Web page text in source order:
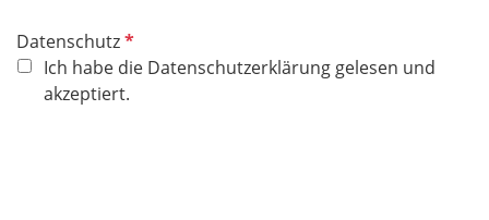
DatenschutzP
f
l
Ich habe die Datenschutzerklärung gelesen und
akzeptiert.